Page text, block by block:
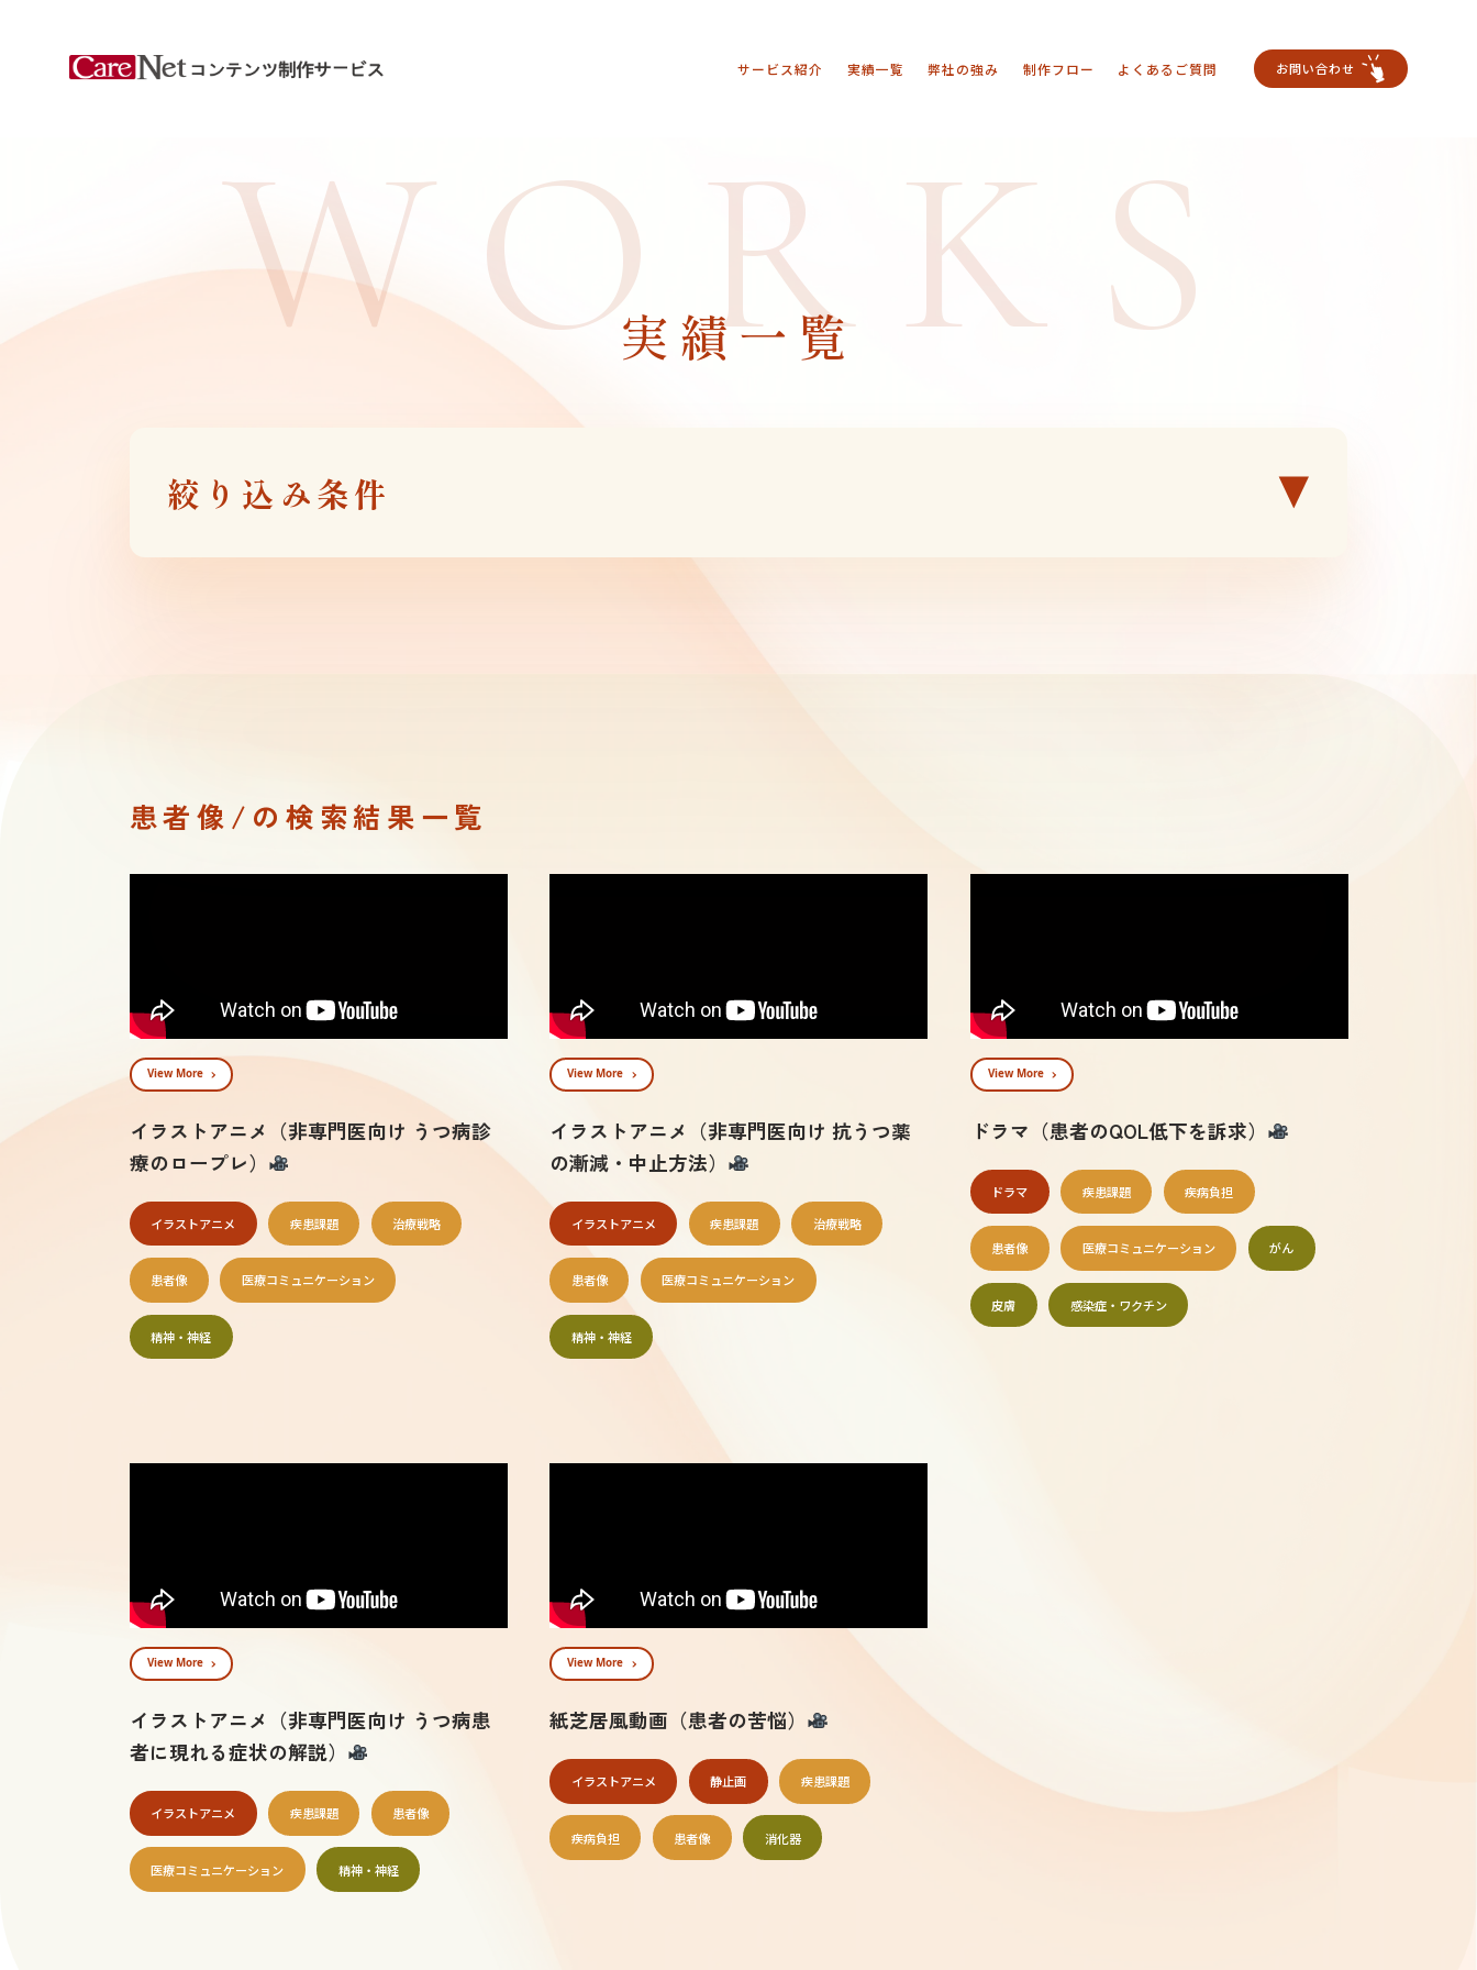
サービス紹介 実績一覧 弊社の強み 制作フロー よくあるご質問 お問い合わせ
WORKS
実績一覧
絞り込み条件
患者像/の検索結果一覧
View More
イラストアニメ（非専門医向け うつ病診
療のロープレ）
イラストアニメ 疾患課題 治療戦略
患者像 医療コミュニケーション
精神・神経
View More
イラストアニメ（非専門医向け 抗うつ薬
の漸減・中止方法）
イラストアニメ 疾患課題 治療戦略
患者像 医療コミュニケーション
精神・神経
View More
ドラマ（患者のQOL低下を訴求）
ドラマ 疾患課題 疾病負担
患者像 医療コミュニケーション がん
皮膚 感染症・ワクチン
View More
イラストアニメ（非専門医向け うつ病患
者に現れる症状の解説）
イラストアニメ 疾患課題 患者像
医療コミュニケーション 精神・神経
View More
紙芝居風動画（患者の苦悩）
イラストアニメ 静⽌画 疾患課題
疾病負担 患者像 消化器